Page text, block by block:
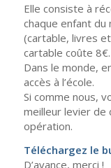
Elle consiste à
chaque enfant
(cartable, livres
cartable coûte 8€.
Dans le monde,
accès à l’école.
Si comme nous,
meilleur levier
opération.
Téléchargez le
D’avance, merci !